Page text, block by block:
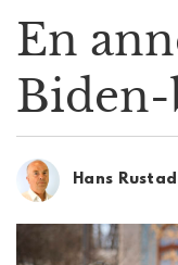
En
Biden-
Hans Rustad